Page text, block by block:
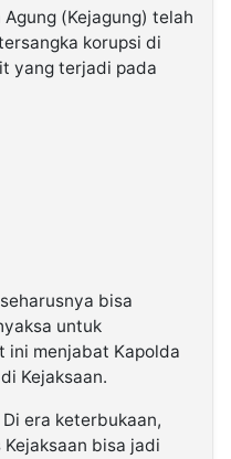
(Kejagung) telah
korupsi di
yang terjadi pada
bisa
untuk
ini menjabat Kapolda
Kejaksaan.
era keterbukaan,
bisa jadi